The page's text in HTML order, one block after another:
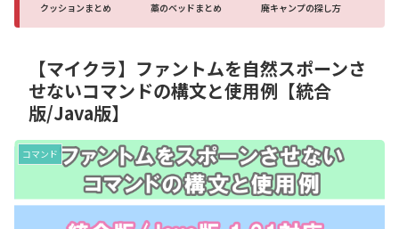
クッションまとめ 藁のベッドまとめ 廃キャンプの探し方
【マイクラ】ファントムを自然スポーンさ
せないコマンドの構文と使用例【統合
版/Java版】
コマンド